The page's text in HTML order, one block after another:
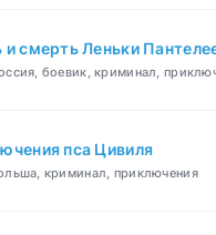
смерть Леньки
боевик, криминал,
пса Цивиля
криминал, приключения